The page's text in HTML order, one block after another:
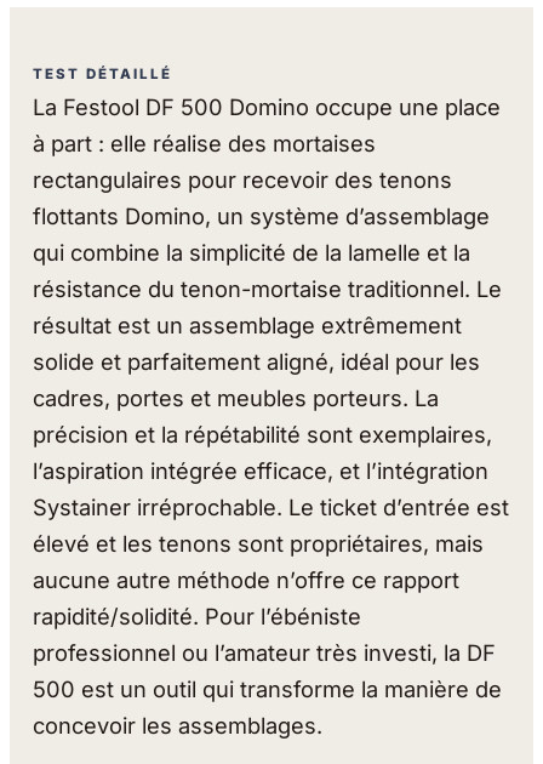
TEST DÉTAILLÉ
La Festool DF 500 Domino occupe une place
à part : elle réalise des mortaises
rectangulaires pour recevoir des tenons
flottants Domino, un système d’assemblage
qui combine la simplicité de la lamelle et la
résistance du tenon-mortaise traditionnel. Le
résultat est un assemblage extrêmement
solide et parfaitement aligné, idéal pour les
cadres, portes et meubles porteurs. La
précision et la répétabilité sont exemplaires,
l’aspiration intégrée efficace, et l’intégration
Systainer irréprochable. Le ticket d’entrée est
élevé et les tenons sont propriétaires, mais
aucune autre méthode n’offre ce rapport
rapidité/solidité. Pour l’ébéniste
professionnel ou l’amateur très investi, la DF
500 est un outil qui transforme la manière de
concevoir les assemblages.